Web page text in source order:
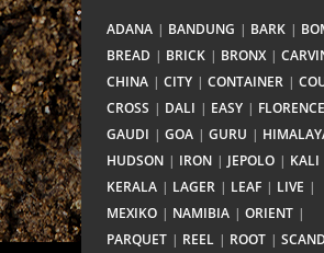
ADANA BANDUNG BARK
BREAD
BRICK BRONX
CHINA
CITY CONTAINER
CROSS
DALI EASY
FLORENCE
GAUDI
GOA GURU
HUDSON
IRON JEPOLO
KALI
KERALA
LAGER LEAF
LIVE
MEXIKO
NAMIBIA
ORIENT
PARQUET
REEL ROOT